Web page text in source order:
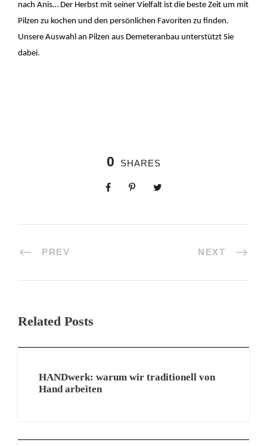
nach Anis… Der Herbst mit seiner Vielfalt ist die beste Zeit um mit
Pilzen zu kochen und den persönlichen Favoriten zu finden.
Unsere Auswahl an Pilzen aus Demeteranbau unterstützt Sie
dabei.
0 SHARES
PREV NEXT
Related Posts
HANDwerk: warum wir traditionell von
Hand arbeiten